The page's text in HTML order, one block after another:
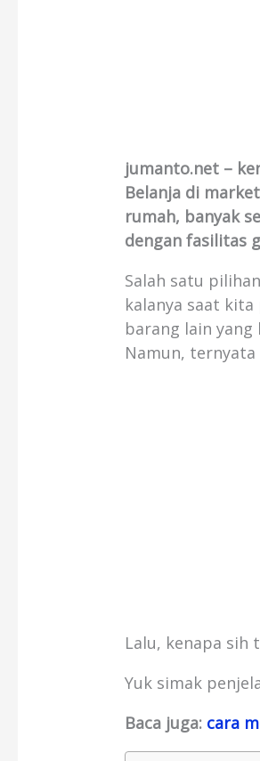
jumanto.net –
Belanja di
rumah, banyak
dengan fasilitas
Salah satu
kalanya saat
barang lain
Namun, ternyata
Lalu, kenapa sih
Yuk simak
Baca juga: cara